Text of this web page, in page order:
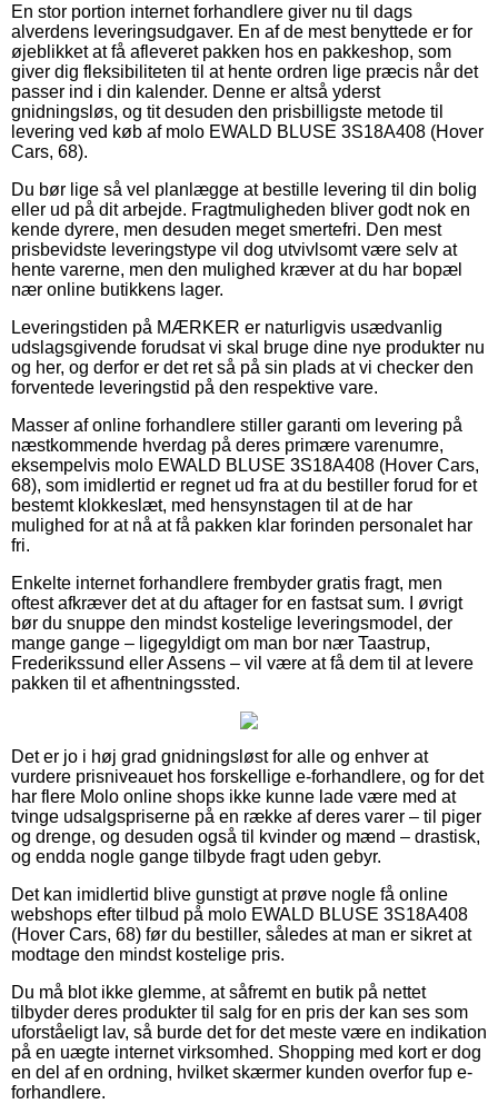
En stor portion internet forhandlere giver nu til dags
alverdens leveringsudgaver. En af de mest benyttede er for
øjeblikket at få afleveret pakken hos en pakkeshop, som
giver dig fleksibiliteten til at hente ordren lige præcis når det
passer ind i din kalender. Denne er altså yderst
gnidningsløs, og tit desuden den prisbilligste metode til
levering ved køb af molo EWALD BLUSE 3S18A408 (Hover
Cars, 68).
Du bør lige så vel planlægge at bestille levering til din bolig
eller ud på dit arbejde. Fragtmuligheden bliver godt nok en
kende dyrere, men desuden meget smertefri. Den mest
prisbevidste leveringstype vil dog utvivlsomt være selv at
hente varerne, men den mulighed kræver at du har bopæl
nær online butikkens lager.
Leveringstiden på MÆRKER er naturligvis usædvanlig
udslagsgivende forudsat vi skal bruge dine nye produkter nu
og her, og derfor er det ret så på sin plads at vi checker den
forventede leveringstid på den respektive vare.
Masser af online forhandlere stiller garanti om levering på
næstkommende hverdag på deres primære varenumre,
eksempelvis molo EWALD BLUSE 3S18A408 (Hover Cars,
68), som imidlertid er regnet ud fra at du bestiller forud for et
bestemt klokkeslæt, med hensynstagen til at de har
mulighed for at nå at få pakken klar forinden personalet har
fri.
Enkelte internet forhandlere frembyder gratis fragt, men
oftest afkræver det at du aftager for en fastsat sum. I øvrigt
bør du snuppe den mindst kostelige leveringsmodel, der
mange gange – ligegyldigt om man bor nær Taastrup,
Frederikssund eller Assens – vil være at få dem til at levere
pakken til et afhentningssted.
Det er jo i høj grad gnidningsløst for alle og enhver at
vurdere prisniveauet hos forskellige e-forhandlere, og for det
har flere Molo online shops ikke kunne lade være med at
tvinge udsalgspriserne på en række af deres varer – til piger
og drenge, og desuden også til kvinder og mænd – drastisk,
og endda nogle gange tilbyde fragt uden gebyr.
Det kan imidlertid blive gunstigt at prøve nogle få online
webshops efter tilbud på molo EWALD BLUSE 3S18A408
(Hover Cars, 68) før du bestiller, således at man er sikret at
modtage den mindst kostelige pris.
Du må blot ikke glemme, at såfremt en butik på nettet
tilbyder deres produkter til salg for en pris der kan ses som
uforståeligt lav, så burde det for det meste være en indikation
på en uægte internet virksomhed. Shopping med kort er dog
en del af en ordning, hvilket skærmer kunden overfor fup e-
forhandlere.